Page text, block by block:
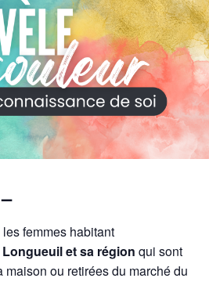
femmes habitant
et sa région qui sont
ou retirées du marché du